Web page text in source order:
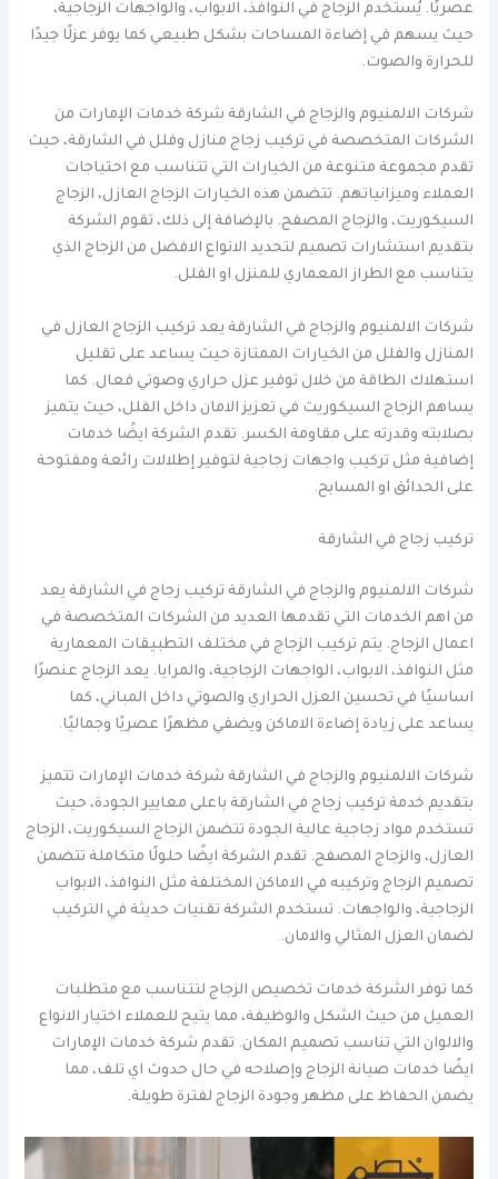
عصريًا. يُستخدم الزجاج في النوافذ، الابواب، والواجهات الزجاجية،
حيث يسهم في إضاءة المساحات بشكل طبيعي كما يوفر عزلًا جيدًا
للحرارة والصوت.
شركات الالمنيوم والزجاج في الشارقة شركة خدمات الإمارات من
الشركات المتخصصة في تركيب زجاج منازل وفلل في الشارقة، حيث
تقدم مجموعة متنوعة من الخيارات التي تتناسب مع احتياجات
العملاء وميزانياتهم. تتضمن هذه الخيارات الزجاج العازل، الزجاج
السيكوريت، والزجاج المصفح. بالإضافة إلى ذلك، تقوم الشركة
بتقديم استشارات تصميم لتحديد الانواع الافضل من الزجاج الذي
يتناسب مع الطراز المعماري للمنزل او الفلل.
شركات الالمنيوم والزجاج في الشارقة يعد تركيب الزجاج العازل في
المنازل والفلل من الخيارات الممتازة حيث يساعد على تقليل
استهلاك الطاقة من خلال توفير عزل حراري وصوتي فعال. كما
يساهم الزجاج السيكوريت في تعزيز الامان داخل الفلل، حيث يتميز
بصلابته وقدرته على مقاومة الكسر. تقدم الشركة ايضًا خدمات
إضافية مثل تركيب واجهات زجاجية لتوفير إطلالات رائعة ومفتوحة
على الحدائق او المسابح.
تركيب زجاج في الشارقة
شركات الالمنيوم والزجاج في الشارقة تركيب زجاج في الشارقة يعد
من اهم الخدمات التي تقدمها العديد من الشركات المتخصصة في
اعمال الزجاج. يتم تركيب الزجاج في مختلف التطبيقات المعمارية
مثل النوافذ، الابواب، الواجهات الزجاجية، والمرايا. يعد الزجاج عنصرًا
اساسيًا في تحسين العزل الحراري والصوتي داخل المباني، كما
يساعد على زيادة إضاءة الاماكن ويضفي مظهرًا عصريًا وجماليًا.
شركات الالمنيوم والزجاج في الشارقة شركة خدمات الإمارات تتميز
بتقديم خدمة تركيب زجاج في الشارقة باعلى معايير الجودة، حيث
تستخدم مواد زجاجية عالية الجودة تتضمن الزجاج السيكوريت، الزجاج
العازل، والزجاج المصفح. تقدم الشركة ايضًا حلولًا متكاملة تتضمن
تصميم الزجاج وتركيبه في الاماكن المختلفة مثل النوافذ، الابواب
الزجاجية، والواجهات. تستخدم الشركة تقنيات حديثة في التركيب
لضمان العزل المثالي والامان.
كما توفر الشركة خدمات تخصيص الزجاج لتتناسب مع متطلبات
العميل من حيث الشكل والوظيفة، مما يتيح للعملاء اختيار الانواع
والالوان التي تناسب تصميم المكان. تقدم شركة خدمات الإمارات
ايضًا خدمات صيانة الزجاج وإصلاحه في حال حدوث اي تلف، مما
يضمن الحفاظ على مظهر وجودة الزجاج لفترة طويلة.